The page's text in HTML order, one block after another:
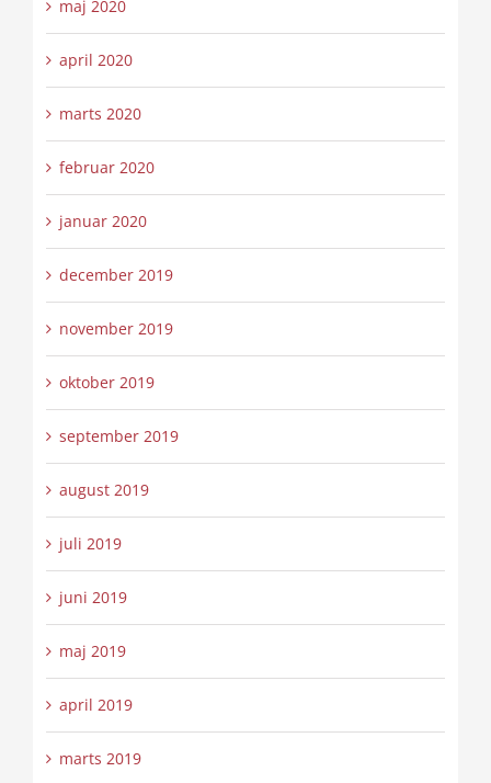
maj 2020
april 2020
marts 2020
februar 2020
januar 2020
december 2019
november 2019
oktober 2019
september 2019
august 2019
juli 2019
juni 2019
maj 2019
april 2019
marts 2019